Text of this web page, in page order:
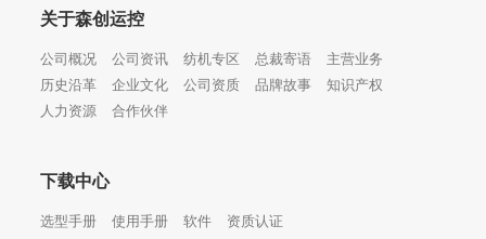
关于森创运控
公司概况 公司资讯 纺机专区 总裁寄语
主营业务
历史沿革
企业文化 公司资质 品牌故事
知识产权
人力资源
合作伙伴
下载中心
选型手册 使用手册 软件 资质认证